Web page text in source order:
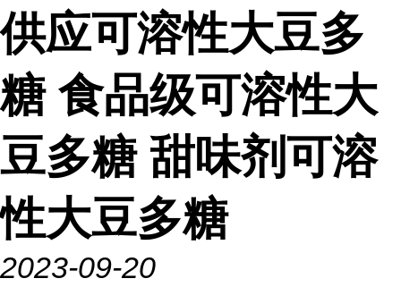
供应可溶性大豆多
糖 食品级可溶性大
豆多糖 甜味剂可溶
性大豆多糖
2023-09-20